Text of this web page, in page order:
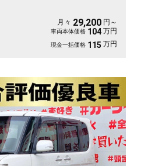
月々 29,200 円～
車両本体価格 104 万円
現金一括価格 115 万円